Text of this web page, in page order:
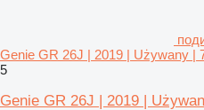
Genie GR 26J | 2019 | Używany |
5
Genie GR 26J | 2019 |